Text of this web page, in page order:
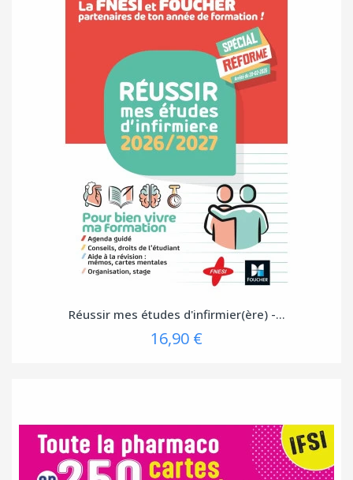
Réussir mes études d'infirmier(ère) -...
16,90 €